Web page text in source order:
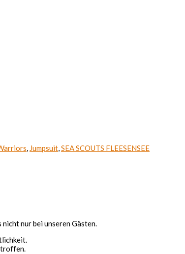
, Jumpsuit,SEA SCOUTS FLEESENSEE
nur bei unseren Gästen.